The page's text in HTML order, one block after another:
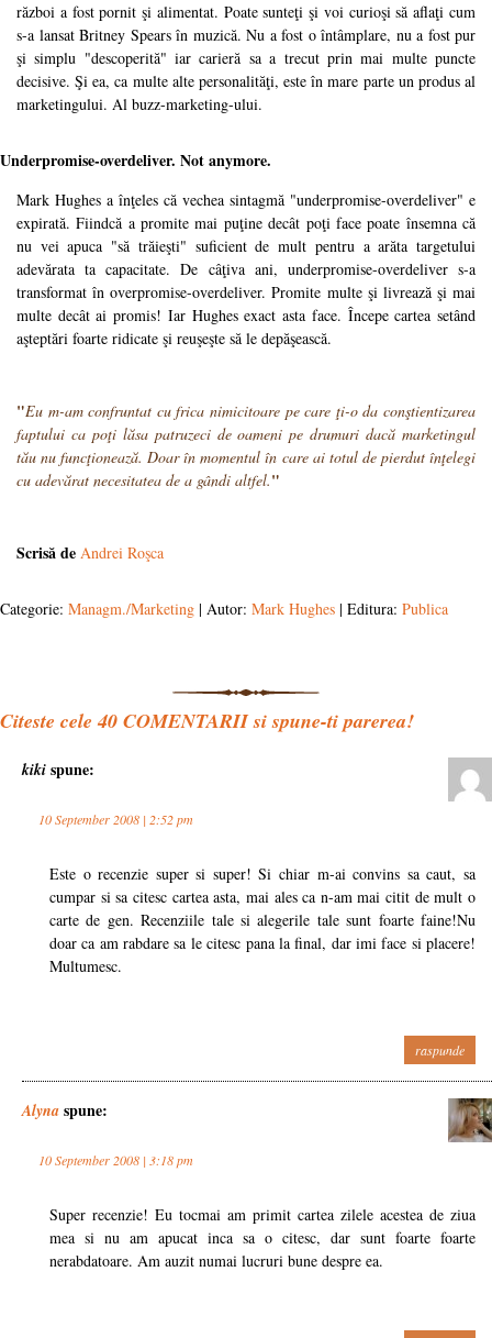
război a fost pornit şi alimentat. Poate sunteţi şi voi curioşi să aflaţi cum
s-a lansat Britney Spears în muzică. Nu a fost o întâmplare, nu a fost pur
şi simplu "descoperită" iar carieră sa a trecut prin mai multe puncte
decisive. Şi ea, ca multe alte personalităţi, este în mare parte un produs al
marketingului. Al buzz-marketing-ului.
Underpromise-overdeliver. Not anymore.
Mark Hughes a înţeles că vechea sintagmă "underpromise-overdeliver" e
expirată. Fiindcă a promite mai puţine decât poţi face poate însemna că
nu vei apuca "să trăieşti" suficient de mult pentru a arăta targetului
adevărata ta capacitate. De câţiva ani, underpromise-overdeliver s-a
transformat în overpromise-overdeliver. Promite multe şi livrează şi mai
multe decât ai promis! Iar Hughes exact asta face. Începe cartea setând
aşteptări foarte ridicate şi reuşeşte să le depăşească.
"Eu m-am confruntat cu frica nimicitoare pe care ţi-o da conştientizarea
faptului ca poţi lăsa patruzeci de oameni pe drumuri dacă marketingul
tău nu funcţionează. Doar în momentul în care ai totul de pierdut înţelegi
cu adevărat necesitatea de a gândi altfel."
Scrisă de Andrei Roşca
Categorie: Managm./Marketing | Autor: Mark Hughes | Editura: Publica
Citeste cele40 COMENTARII si spune-ti parerea!
kiki spune:
10 September 2008 | 2:52 pm
Este o recenzie super si super! Si chiar m-ai convins sa caut, sa
cumpar si sa citesc cartea asta, mai ales ca n-am mai citit de mult o
carte de gen. Recenziile tale si alegerile tale sunt foarte faine!Nu
doar ca am rabdare sa le citesc pana la final, dar imi face si placere!
Multumesc.
raspunde
Alyna spune:
10 September 2008 | 3:18 pm
Super recenzie! Eu tocmai am primit cartea zilele acestea de ziua
mea si nu am apucat inca sa o citesc, dar sunt foarte foarte
nerabdatoare. Am auzit numai lucruri bune despre ea.